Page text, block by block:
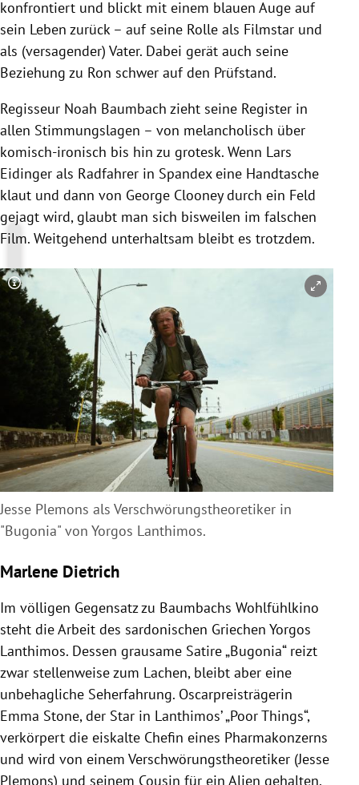
konfrontiert und blickt mit einem blauen Auge auf
sein Leben zurück – auf seine Rolle als Filmstar und
als (versagender) Vater. Dabei gerät auch seine
Beziehung zu Ron schwer auf den Prüfstand.
Regisseur Noah Baumbach zieht seine Register in
allen Stimmungslagen – von melancholisch über
komisch-ironisch bis hin zu grotesk. Wenn Lars
Eidinger als Radfahrer in Spandex eine Handtasche
klaut und dann von George Clooney durch ein Feld
gejagt wird, glaubt man sich bisweilen im falschen
Film. Weitgehend unterhaltsam bleibt es trotzdem.
Copyright-Hinweis öffnen/schließen
Jesse Plemons als Verschwörungstheoretiker in
"Bugonia" von Yorgos Lanthimos.
Marlene Dietrich
Im völligen Gegensatz zu Baumbachs Wohlfühlkino
steht die Arbeit des sardonischen Griechen Yorgos
Lanthimos. Dessen grausame Satire „Bugonia“ reizt
zwar stellenweise zum Lachen, bleibt aber eine
unbehagliche Seherfahrung. Oscarpreisträgerin
Emma Stone, der Star in Lanthimos’ „Poor Things“,
verkörpert die eiskalte Chefin eines Pharmakonzerns
und wird von einem Verschwörungstheoretiker (Jesse
Plemons) und seinem Cousin für ein Alien gehalten,